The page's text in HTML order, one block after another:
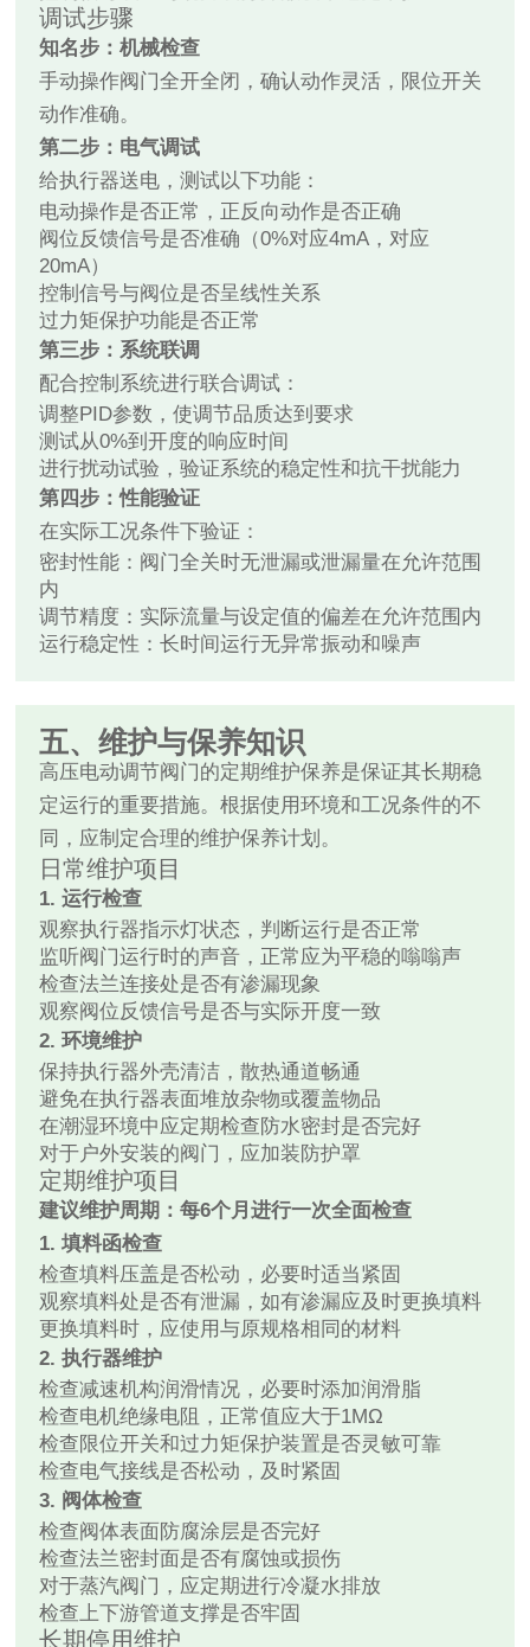
调试步骤
知名步：机械检查
手动操作阀门全开全闭，确认动作灵活，限位开关
动作准确。
第二步：电气调试
给执行器送电，测试以下功能：
电动操作是否正常，正反向动作是否正确
阀位反馈信号是否准确（0%对应4mA，对应
20mA）
控制信号与阀位是否呈线性关系
过力矩保护功能是否正常
第三步：系统联调
配合控制系统进行联合调试：
调整PID参数，使调节品质达到要求
测试从0%到开度的响应时间
进行扰动试验，验证系统的稳定性和抗干扰能力
第四步：性能验证
在实际工况条件下验证：
密封性能：阀门全关时无泄漏或泄漏量在允许范围
内
调节精度：实际流量与设定值的偏差在允许范围内
运行稳定性：长时间运行无异常振动和噪声
五、维护与保养知识
高压电动调节阀门的定期维护保养是保证其长期稳
定运行的重要措施。根据使用环境和工况条件的不
同，应制定合理的维护保养计划。
日常维护项目
1. 运行检查
观察执行器指示灯状态，判断运行是否正常
监听阀门运行时的声音，正常应为平稳的嗡嗡声
检查法兰连接处是否有渗漏现象
观察阀位反馈信号是否与实际开度一致
2. 环境维护
保持执行器外壳清洁，散热通道畅通
避免在执行器表面堆放杂物或覆盖物品
在潮湿环境中应定期检查防水密封是否完好
对于户外安装的阀门，应加装防护罩
定期维护项目
建议维护周期：每6个月进行一次全面检查
1. 填料函检查
检查填料压盖是否松动，必要时适当紧固
观察填料处是否有泄漏，如有渗漏应及时更换填料
更换填料时，应使用与原规格相同的材料
2. 执行器维护
检查减速机构润滑情况，必要时添加润滑脂
检查电机绝缘电阻，正常值应大于1MΩ
检查限位开关和过力矩保护装置是否灵敏可靠
检查电气接线是否松动，及时紧固
3. 阀体检查
检查阀体表面防腐涂层是否完好
检查法兰密封面是否有腐蚀或损伤
对于蒸汽阀门，应定期进行冷凝水排放
检查上下游管道支撑是否牢固
长期停用维护